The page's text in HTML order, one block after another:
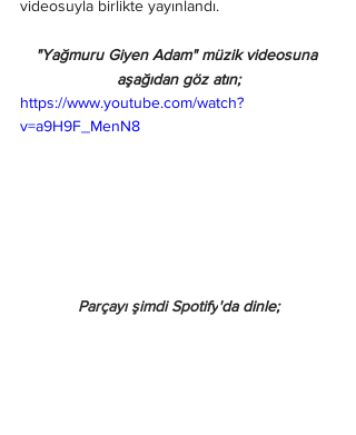
videosuyla birlikte yayınlandı.
"Yağmuru Giyen Adam" müzik videosuna
aşağıdan göz atın;
https://www.youtube.com/watch?
v=a9H9F_MenN8
Parçayı şimdi Spotify'da dinle;